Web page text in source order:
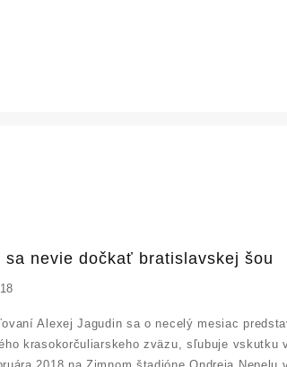
nevie dočkať bratislavskej šou
Alexej Jagudin sa o necelý mesiac
krasokorčuliarskeho zväzu, sľubuje